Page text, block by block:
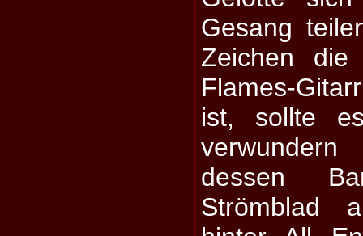
Gesang
Zeichen
Flames-
ist, sollte
dessen
Strömblad